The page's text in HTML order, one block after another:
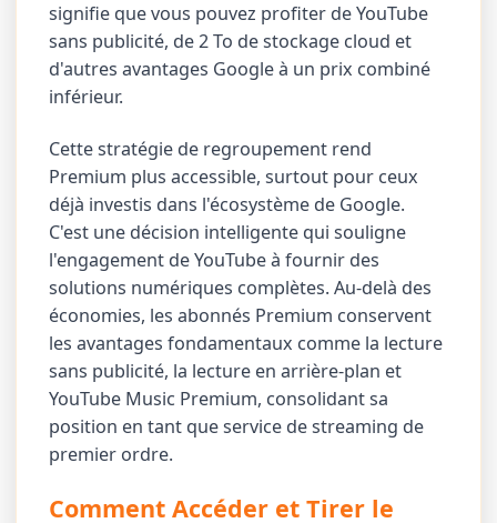
signifie que vous pouvez profiter de YouTube
sans publicité, de 2 To de stockage cloud et
d'autres avantages Google à un prix combiné
inférieur.
Cette stratégie de regroupement rend
Premium plus accessible, surtout pour ceux
déjà investis dans l'écosystème de Google.
C'est une décision intelligente qui souligne
l'engagement de YouTube à fournir des
solutions numériques complètes. Au-delà des
économies, les abonnés Premium conservent
les avantages fondamentaux comme la lecture
sans publicité, la lecture en arrière-plan et
YouTube Music Premium, consolidant sa
position en tant que service de streaming de
premier ordre.
Comment Accéder et Tirer le